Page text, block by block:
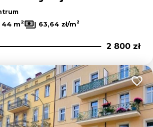
44 m2 63,64 zł/m2
2 800 zł